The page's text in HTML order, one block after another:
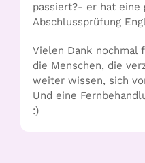
passiert?- er hat eine
Abschlussprüfung
Vielen Dank
die Menschen, die
weiter wissen, sich
Und eine
:)